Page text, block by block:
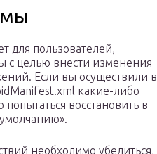
для пользователей,
с целью внести изменения
Если вы осуществили в
какие-либо
восстановить в
необходимо убедиться,